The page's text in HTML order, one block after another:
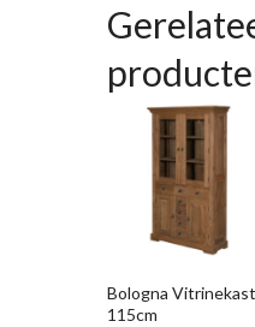
Bologna Vitrinekast
115cm